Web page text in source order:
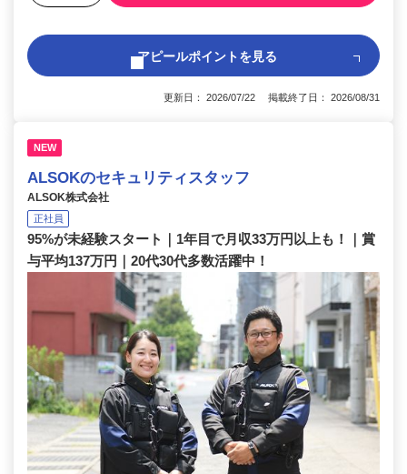
アピールポイントを見る
更新日： 2026/07/22 掲載終了日： 2026/08/31
NEW
ALSOKのセキュリティスタッフ
ALSOK株式会社
正社員
95%が未経験スタート｜1年目で月収33万円以上も！｜賞
与平均137万円｜20代30代多数活躍中！